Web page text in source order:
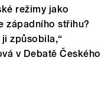
režimy jako
západního střihu?
způsobila,“
v Debatě Českého